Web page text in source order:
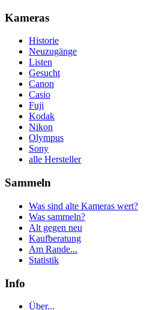
Kameras
Historie
Neuzugänge
Listen
Gesucht
Canon
Casio
Fuji
Kodak
Nikon
Olympus
Sony
alle Hersteller
Sammeln
Was sind alte Kameras wert?
Was sammeln?
Alt gegen neu
Kaufberatung
Am Rande...
Statistik
Info
Über...